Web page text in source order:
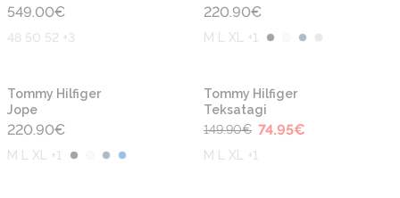
549.00€
48 50 52 +3
220.90€
M L XL +1
Tommy Hilfiger
Jope
220.90€
M L XL +1
-50%
Tommy Hilfiger
Teksatagi
149.90€ 74.95€
M L XL +1